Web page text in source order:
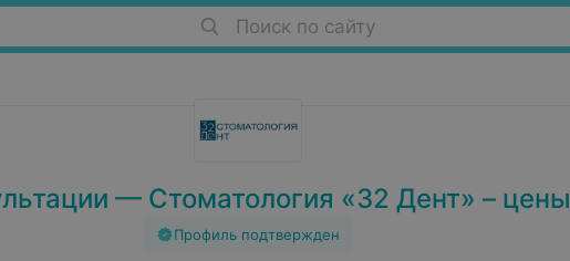
Поиск по сайту
— Стоматология «32 Дент» – цены
Профиль подтвержден